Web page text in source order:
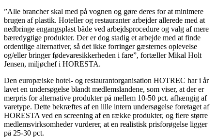
”Alle brancher skal med på vognen og gøre deres for at minimere
brugen af plastik. Hoteller og restauranter arbejder allerede med at
nedbringe engangsplast både ved arbejdsprocedure og valg af mere
bæredygtige produkter. Der er dog stadig et arbejde med at finde
ordentlige alternativer, så det ikke forringer gæsternes oplevelse
og/eller bringer fødevaresikkerheden i fare”, fortæller Mikal Holt
Jensen, miljøchef i HORESTA.
Den europæiske hotel- og restaurantorganisation HOTREC har i år
lavet en undersøgelse blandt medlemslandene, som viser, at der er
merpris for alternative produkter på mellem 10-50 pct. afhængig af
varetype. Dette bekræftes af en lille intern undersøgelse foretaget af
HORESTA ved en screening af en række produkter, og flere større
medlemsvirksomheder vurderer, at en realistisk prisforøgelse ligger
på 25-30 pct.